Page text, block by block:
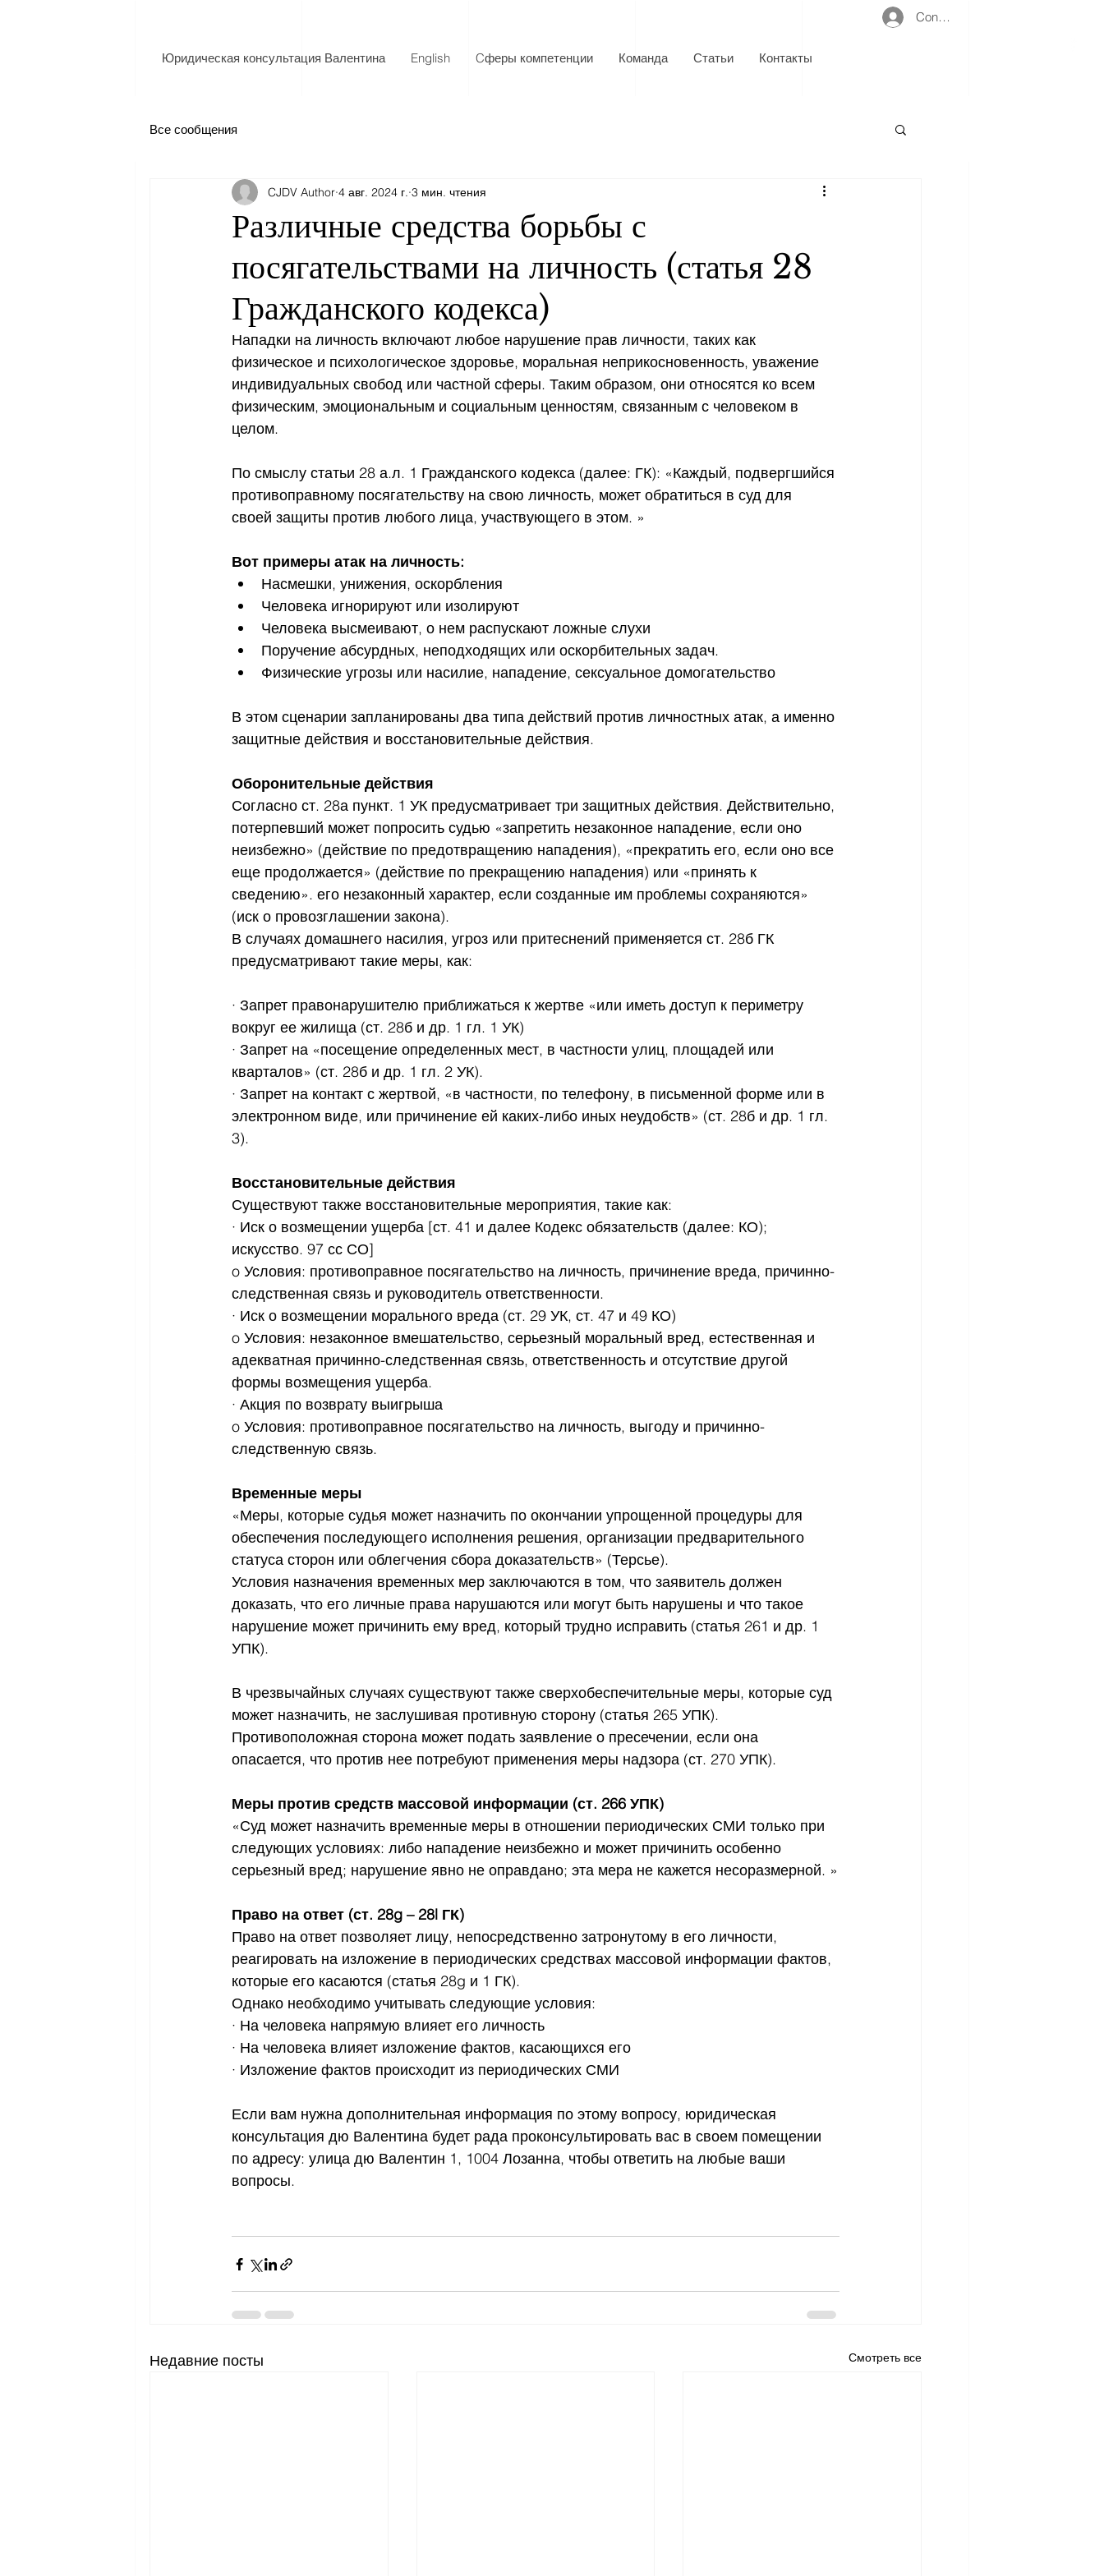
Connexion
Юридическая консультация Валентина English Cферы компетенции Команда Статьи Контакты
Все сообщения
Различные средства борьбы с
посягательствами на личность (статья 28
Гражданского кодекса)
CJDV Author 4 авг. 2024 г. 3 мин. чтения
Нападки на личность включают любое нарушение прав личности, таких как
физическое и психологическое здоровье, моральная неприкосновенность, уважение
индивидуальных свобод или частной сферы. Таким образом, они относятся ко всем
физическим, эмоциональным и социальным ценностям, связанным с человеком в
целом.
По смыслу статьи 28 а.л. 1 Гражданского кодекса (далее: ГК): «Каждый, подвергшийся
противоправному посягательству на свою личность, может обратиться в суд для
своей защиты против любого лица, участвующего в этом. »
Вот примеры атак на личность:
Насмешки, унижения, оскорбления
Человека игнорируют или изолируют
Человека высмеивают, о нем распускают ложные слухи
Поручение абсурдных, неподходящих или оскорбительных задач.
Физические угрозы или насилие, нападение, сексуальное домогательство
В этом сценарии запланированы два типа действий против личностных атак, а именно
защитные действия и восстановительные действия.
Оборонительные действия
Согласно ст. 28а пункт. 1 УК предусматривает три защитных действия. Действительно,
потерпевший может попросить судью «запретить незаконное нападение, если оно
неизбежно» (действие по предотвращению нападения), «прекратить его, если оно все
еще продолжается» (действие по прекращению нападения) или «принять к
сведению». его незаконный характер, если созданные им проблемы сохраняются»
(иск о провозглашении закона).
В случаях домашнего насилия, угроз или притеснений применяется ст. 28б ГК
предусматривают такие меры, как:
· Запрет правонарушителю приближаться к жертве «или иметь доступ к периметру
вокруг ее жилища (ст. 28б и др. 1 гл. 1 УК)
· Запрет на «посещение определенных мест, в частности улиц, площадей или
кварталов» (ст. 28б и др. 1 гл. 2 УК).
· Запрет на контакт с жертвой, «в частности, по телефону, в письменной форме или в
электронном виде, или причинение ей каких-либо иных неудобств» (ст. 28б и др. 1 гл.
3).
Восстановительные действия
Существуют также восстановительные мероприятия, такие как:
· Иск о возмещении ущерба [ст. 41 и далее Кодекс обязательств (далее: КО);
искусство. 97 сс СО]
o Условия: противоправное посягательство на личность, причинение вреда, причинно-
следственная связь и руководитель ответственности.
· Иск о возмещении морального вреда (ст. 29 УК, ст. 47 и 49 КО)
o Условия: незаконное вмешательство, серьезный моральный вред, естественная и
адекватная причинно-следственная связь, ответственность и отсутствие другой
формы возмещения ущерба.
· Акция по возврату выигрыша
o Условия: противоправное посягательство на личность, выгоду и причинно-
следственную связь.
Временные меры
«Меры, которые судья может назначить по окончании упрощенной процедуры для
обеспечения последующего исполнения решения, организации предварительного
статуса сторон или облегчения сбора доказательств» (Терсье).
Условия назначения временных мер заключаются в том, что заявитель должен
доказать, что его личные права нарушаются или могут быть нарушены и что такое
нарушение может причинить ему вред, который трудно исправить (статья 261 и др. 1
УПК).
В чрезвычайных случаях существуют также сверхобеспечительные меры, которые суд
может назначить, не заслушивая противную сторону (статья 265 УПК).
Противоположная сторона может подать заявление о пресечении, если она
опасается, что против нее потребуют применения меры надзора (ст. 270 УПК).
Меры против средств массовой информации (ст. 266 УПК)
«Суд может назначить временные меры в отношении периодических СМИ только при
следующих условиях: либо нападение неизбежно и может причинить особенно
серьезный вред; нарушение явно не оправдано; эта мера не кажется несоразмерной. »
Право на ответ (ст. 28g – 28l ГК)
Право на ответ позволяет лицу, непосредственно затронутому в его личности,
реагировать на изложение в периодических средствах массовой информации фактов,
которые его касаются (статья 28g и 1 ГК).
Однако необходимо учитывать следующие условия:
· На человека напрямую влияет его личность
· На человека влияет изложение фактов, касающихся его
· Изложение фактов происходит из периодических СМИ
Если вам нужна дополнительная информация по этому вопросу, юридическая
консультация дю Валентина будет рада проконсультировать вас в своем помещении
по адресу: улица дю Валентин 1, 1004 Лозанна, чтобы ответить на любые ваши
вопросы.
Недавние посты Смотреть все